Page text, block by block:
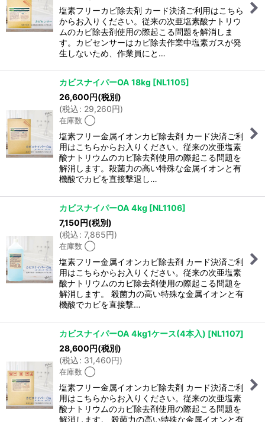
絞り込む
塩素フリーカビ除去剤 カード決済ご利用はこちら
からお入りください。従来の次亜塩素酸ナトリウ
ムのカビ除去剤使用の際起こる問題を解消しま
す。カビセンサーはカビ除去作業中塩素ガスが発
生しないため、作業員にと…
カビスナイパーOA 18kg [NL1105]
26,600円(税別)
(税込: 29,260円)
在庫数 ◯
塩素フリー金属イオンカビ除去剤 カード決済ご利
用はこちらからお入りください。従来の次亜塩素
酸ナトリウムのカビ除去剤使用の際起こる問題を
解消します。殺菌力の高い特殊な金属イオンと有
機酸でカビを直接撃退し…
カビスナイパーOA 4kg [NL1106]
7,150円(税別)
(税込: 7,865円)
在庫数 ◯
塩素フリー金属イオンカビ除去剤 カード決済ご利
用はこちらからお入りください。従来の次亜塩素
酸ナトリウムのカビ除去剤使用の際起こる問題を
解消します。 殺菌力の高い特殊な金属イオンと有
機酸でカビを直接撃…
カビスナイパーOA 4kg1ケース(4本入) [NL1107]
28,600円(税別)
(税込: 31,460円)
在庫数 ◯
塩素フリー金属イオンカビ除去剤 カード決済ご利
用はこちらからお入りください。従来の次亜塩素
酸ナトリウムのカビ除去剤使用の際起こる問題を
解消します。 殺菌力の高い特殊な金属イオンと有